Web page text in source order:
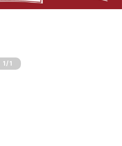
1 /1